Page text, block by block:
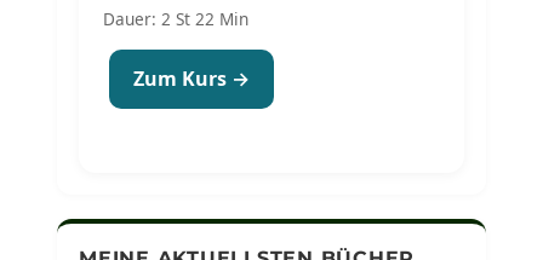
Dauer: 2 St 22 Min
Zum Kurs →